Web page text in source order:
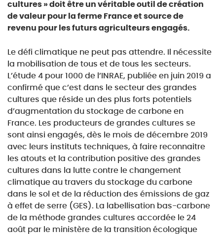
cultures » doit être un véritable outil de création
de valeur pour la ferme France et source de
revenu pour les futurs agriculteurs engagés.
Le défi climatique ne peut pas attendre. Il nécessite
la mobilisation de tous et de tous les secteurs.
L’étude 4 pour 1000 de l’INRAE, publiée en juin 2019 a
confirmé que c’est dans le secteur des grandes
cultures que réside un des plus forts potentiels
d’augmentation du stockage de carbone en
France. Les producteurs de grandes cultures se
sont ainsi engagés, dès le mois de décembre 2019
avec leurs instituts techniques, à faire reconnaitre
les atouts et la contribution positive des grandes
cultures dans la lutte contre le changement
climatique au travers du stockage du carbone
dans le sol et de la réduction des émissions de gaz
à effet de serre (GES). La labellisation bas-carbone
de la méthode grandes cultures accordée le 24
août par le ministère de la transition écologique